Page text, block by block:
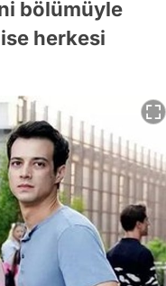
bölümüyle
herkesi